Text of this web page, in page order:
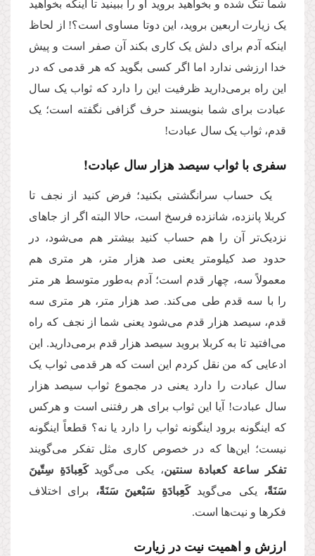
شما تنگ شده و بخواهید بروید او را ببینید تا اینکه بخواهید
یک زیارت اربعین بروید، این دوتا مساوی است؟! از لحاظ
اینکه آدم برای دلش یک کاری بکند آن صفر است و پیش
خدا ارزشی ندارد اما اگر کسی بگوید که هر قدمی که در
این راه برمی‌دارید ظرفیت این را دارد که ثواب یک سال
عبادت برای شما بنویسند حرف گزافی نگفته است؛ یک
قدم، ثواب یک سال عبادت!
سفری با ثواب سیصد هزار سال عبادت!
یک حساب سرانگشتی بکنید؛ فرض کنید از نجف تا
کربلا پانزده، شانزده فرسخ است، حالا البته اگر از جاهای
نزدیک‌تر آن را هم حساب کنید بیشتر هم می‌شود، در
حدود صد کیلومتر یعنی صد هزار متر، هر متری هم
معمولاً سه، چهار قدم است؛ آدم به‌طور متوسط هر متر
را با سه قدم طی می‌کند. صد هزار متر، هر متری سه
قدم، سیصد هزار قدم می‌شود یعنی شما از نجف که راه
می‌افتید تا به کربلا بروید سیصد هزار قدم برمی‌دارید. این
ادعایی که من نقل کردم این است که هر قدمی ثواب یک
سال عبادت را دارد یعنی در مجموع ثواب سیصد هزار
سال عبادت! آیا این ثواب برای هر رفتنی است و هرکس
که اینگونه برود اینگونه ثواب را دارد یا نه؟ قطعاً اینگونه
نیست؛ این‌ها که در خصوص کاری مثل تفکر می‌گویند
تفکر ساعة کعبادة‌ سنتین، یکی می‌گویدکَعِبادَةِ سِتّینَ
سَنَةً، یکی می‌گوید کَعِبادَةِ سَبْعينَ سَنَةً، برای اختلاف
فکرها و نیت‌ها است.
ارزش و اهمیت نیت در زیارت